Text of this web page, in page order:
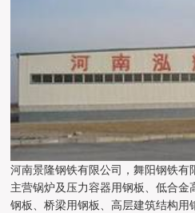
河南景隆钢铁有限公司，舞阳钢铁有
主营锅炉及压力容器用钢板、低合
钢板、桥梁用钢板、高层建筑结构